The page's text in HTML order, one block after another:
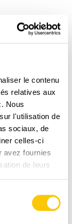
le contenu
relatives aux
Nous
l'utilisation de
sociaux, de
celles-ci
avez fournies
de leurs
CH